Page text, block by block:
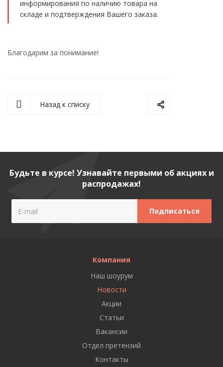
информирования по наличию товара на
складе и подтверждения Вашего заказа.
Благодарим за понимание!
Назад к списку
Будьте в курсе! Узнавайте первыми об акциях и
распродажах!
Компания
Наш шоурум
Новости
Акции
Статьи
Вакансии
Отдел претензий
Контакты